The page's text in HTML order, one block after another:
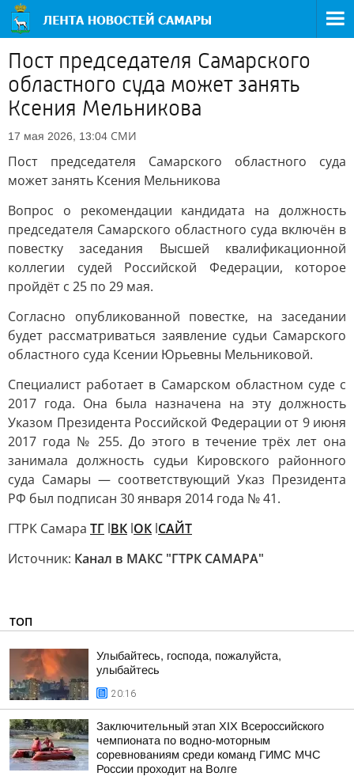
Пост председателя Самарского
областного суда может занять
Ксения Мельникова
17 мая 2026, 13:04 СМИ
Пост председателя Самарского областного суда
может занять Ксения Мельникова
Вопрос о рекомендации кандидата на должность
председателя Самарского областного суда включён в
повестку заседания Высшей квалификационной
коллегии судей Российской Федерации, которое
пройдёт с 25 по 29 мая.
Согласно опубликованной повестке, на заседании
будет рассматриваться заявление судьи Самарского
областного суда Ксении Юрьевны Мельниковой.
Специалист работает в Самарском областном суде с
2017 года. Она была назначена на эту должность
Указом Президента Российской Федерации от 9 июня
2017 года № 255. До этого в течение трёх лет она
занимала должность судьи Кировского районного
суда Самары — соответствующий Указ Президента
РФ был подписан 30 января 2014 года № 41.
ГТРК Самара ТГ lВК lОК lСАЙТ
Источник: Канал в МАКС "ГТРК САМАРА"
ТОП
Улыбайтесь, господа, пожалуйста,
улыбайтесь
20:16
Заключительный этап XIХ Всероссийского
чемпионата по водно-моторным
соревнованиям среди команд ГИМС МЧС
России проходит на Волге